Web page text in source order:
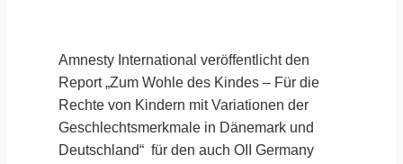
Amnesty International veröffentlicht den
Report „Zum Wohle des Kindes – Für die
Rechte von Kindern mit Variationen der
Geschlechtsmerkmale in Dänemark und
Deutschland“ für den auch OII Germany